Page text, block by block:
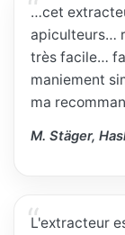
…cet
apiculteurs…
très facile…
maniement
ma
M. Stäger,
L'extracteur